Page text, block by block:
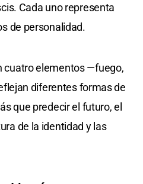
Cada uno representa
de personalidad.
cuatro elementos —fuego,
diferentes formas de
que predecir el futuro, el
de la identidad y las